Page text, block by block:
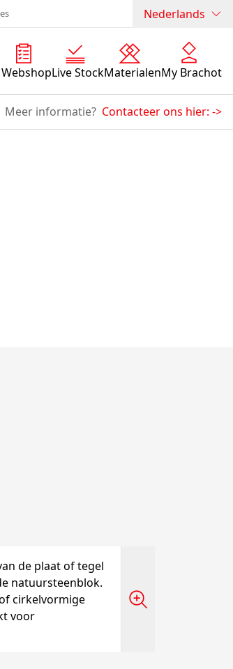
Nederlands
WebshopLive StockMaterialenMy Brachot
Meer informatie? Contacteer ons hier: ->
de plaat of tegel
natuursteenblok.
cirkelvormige
voor